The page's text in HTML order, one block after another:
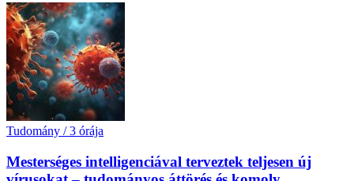
Tudomány / 3 órája
Mesterséges intelligenciával terveztek teljesen új